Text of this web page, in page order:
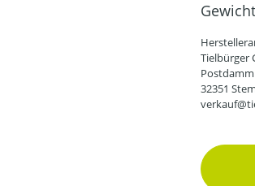
Tielbürger
32351